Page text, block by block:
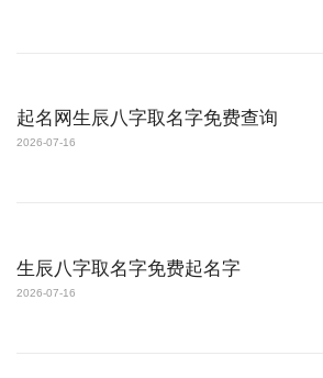
起名网生辰八字取名字免费查询
2026-07-16
生辰八字取名字免费起名字
2026-07-16